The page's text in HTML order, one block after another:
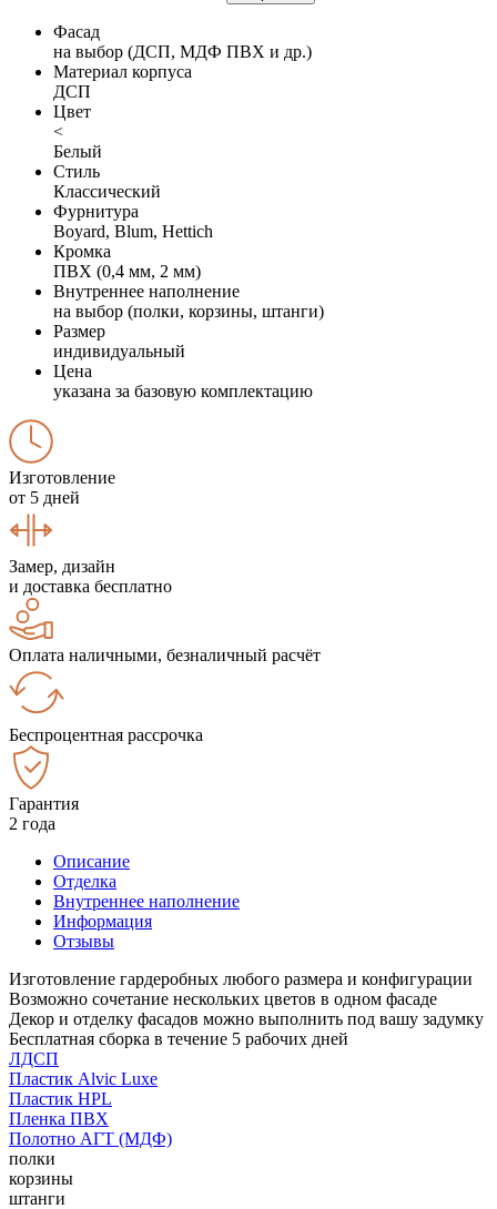
Фасад
на выбор (ДСП, МДФ ПВХ и др.)
Материал корпуса
ДСП
Цвет
<
Белый
Стиль
Классический
Фурнитура
Boyard, Blum, Hettich
Кромка
ПВХ (0,4 мм, 2 мм)
Внутреннее наполнение
на выбор (полки, корзины, штанги)
Размер
индивидуальный
Цена
указана за базовую комплектацию
Изготовление
от 5 дней
Замер, дизайн
и доставка бесплатно
Оплата наличными, безналичный расчёт
Беспроцентная рассрочка
Гарантия
2 года
Описание
Отделка
Внутреннее наполнение
Информация
Отзывы
Изготовление гардеробных любого размера и конфигурации
Возможно сочетание нескольких цветов в одном фасаде
Декор и отделку фасадов можно выполнить под вашу задумку
Бесплатная сборка в течение 5 рабочих дней
ЛДСП
Пластик Alvic Luxe
Пластик HPL
Пленка ПВХ
Полотно АГТ (МДФ)
полки
корзины
штанги